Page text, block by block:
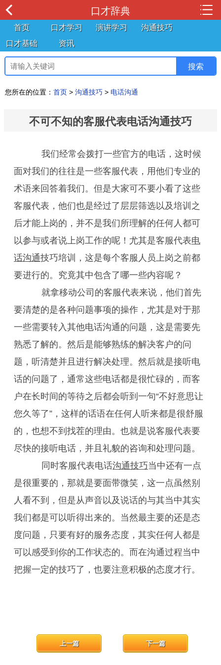
口才辞典
首页 口才学习 演讲学习
沟通技巧
口才基础
资讯
您所在的位置： 首页 > 沟通技巧 > 电话沟通
不可不知的客服代表电话沟通技巧
我们经常会拨打一些官方的电话，这时候
面对我们的往往是一些客服代表，用他们专业的
术语来回答着我们。但是大家可不要小看了这些
客服代表，他们也是经过了层层筛选以及培训之
后才能上岗的，并不是我们所理解的任何人都可
以参与或者说上岗工作的呢！尤其是客服代表电
话沟通技巧培训，这是每个客服人员上岗之前都
要进行的。究竟其中包含了哪一些内容呢？
就拿移动公司的客服代表来说，他们首先
要清楚的是各种问题事项的操作，尤其是对于那
一些需要转入其他电话沟通的问题，这是需要先
熟悉了解的。然后是能够熟练的解决客户的问
题，听清楚并且进行解决处理。然后就是接听电
话的问题了，通常这些电话都是很忙碌的，而客
户在长时间的等待之后都会听到一句“不好意思让
您久等了”，这样的话语在任何人听来都是很舒服
的，也想不到找茬的理由。也就是说客服代表要
尽快的接听电话，并且礼貌的咨询和处理问题。
同时客服代表电话沟通技巧当中还有一点
是很重要的，那就是要面带微笑，这一点虽然别
人看不到，但是从声音以及说话的与其当中其实
我们都是可以听得出来的。当然最主要的还是态
度问题，只要有好的服务态度，其实任何人都是
可以感受到你的工作状态的。而在沟通过程当中
把握一定的技巧了，也要注意积极的态度才行。
下一篇
上一篇